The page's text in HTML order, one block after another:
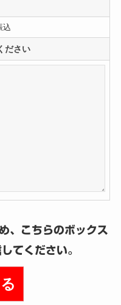
込
ださい
、こちらのボックス
てください。